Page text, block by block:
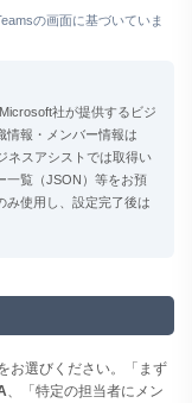
の画面に基づいていま
社が提供するビジ
情報・メンバー情報は
ネスアシストでは取得い
一覧（JSON）等をお預
み使用し、設定完了後は
お選びください。「まず
、「特定の担当者にメン